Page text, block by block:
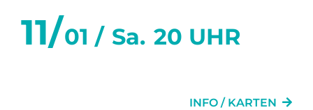
11/01 / Sa. 20 UHR
INFO / KARTEN